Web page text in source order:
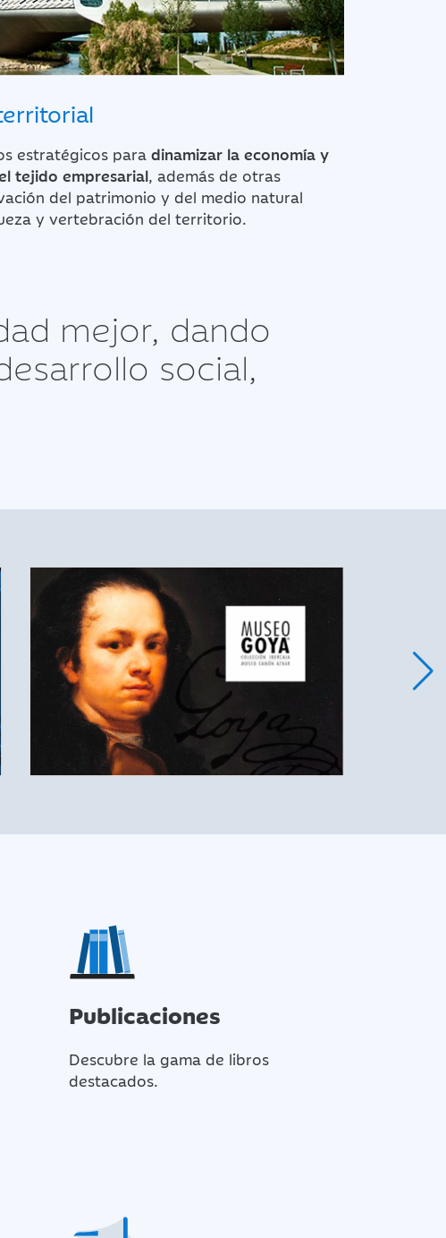
estratégicos para dinamizar la economía y
tejido empresarial, además de otras
del patrimonio y del medio natural
y vertebración del territorio.
mejor, dando
social,
Publicaciones
Descubre la gama de libros
destacados.